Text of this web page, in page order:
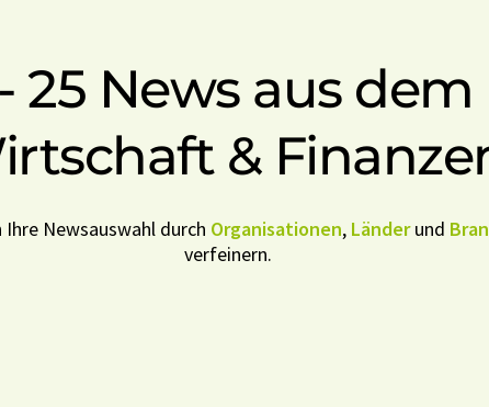
25 News aus dem
&
Ihre Newsauswahl durch Organisationen, Länderund
verfeinern.